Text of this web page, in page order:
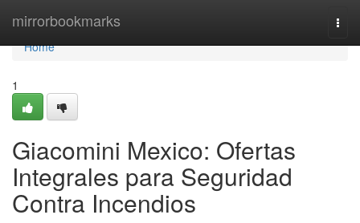
mirrorbookmarks
Home
Home
1
Giacomini Mexico: Ofertas
Integrales para Seguridad
Contra Incendios